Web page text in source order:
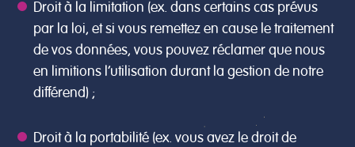
Droit à la limitation (ex. dans certains cas prévus
par la loi, et si vous remettez en cause le traitement
de vos données, vous pouvez réclamer que nous
en limitions l’utilisation durant la gestion de notre
différend) ;
Droit à la portabilité (ex. vous avez le droit de